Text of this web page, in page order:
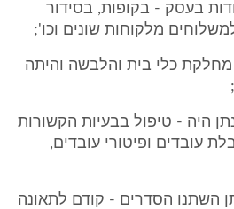
בעסק - בקופות, בסידור
מלקוחות שונים וכו';
מחלקת כלי בית והלבשה והיתה
היה - טיפול בבעיות הקשורות
עובדים ופיטורי עובדים,
השתנו הסדרים - קודם לתאונה